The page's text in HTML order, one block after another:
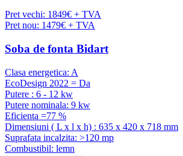
Pret vechi: 1849€ + TVA
Pret nou: 1479€ + TVA
Soba de fonta Bidart
Clasa energetica: A
EcoDesign 2022 = Da
Putere : 6 - 12 kw
Putere nominala: 9 kw
Eficienta =77 %
Dimensiuni ( L x l x h) : 635 x 420 x 718 mm
Suprafata incalzita: >120 mp
Combustibil: lemn